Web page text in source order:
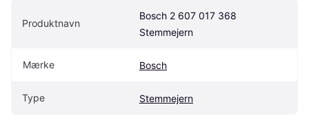
Produktnavn
Bosch 2 607 017 368
Stemmejern
Mærke Bosch
Type Stemmejern